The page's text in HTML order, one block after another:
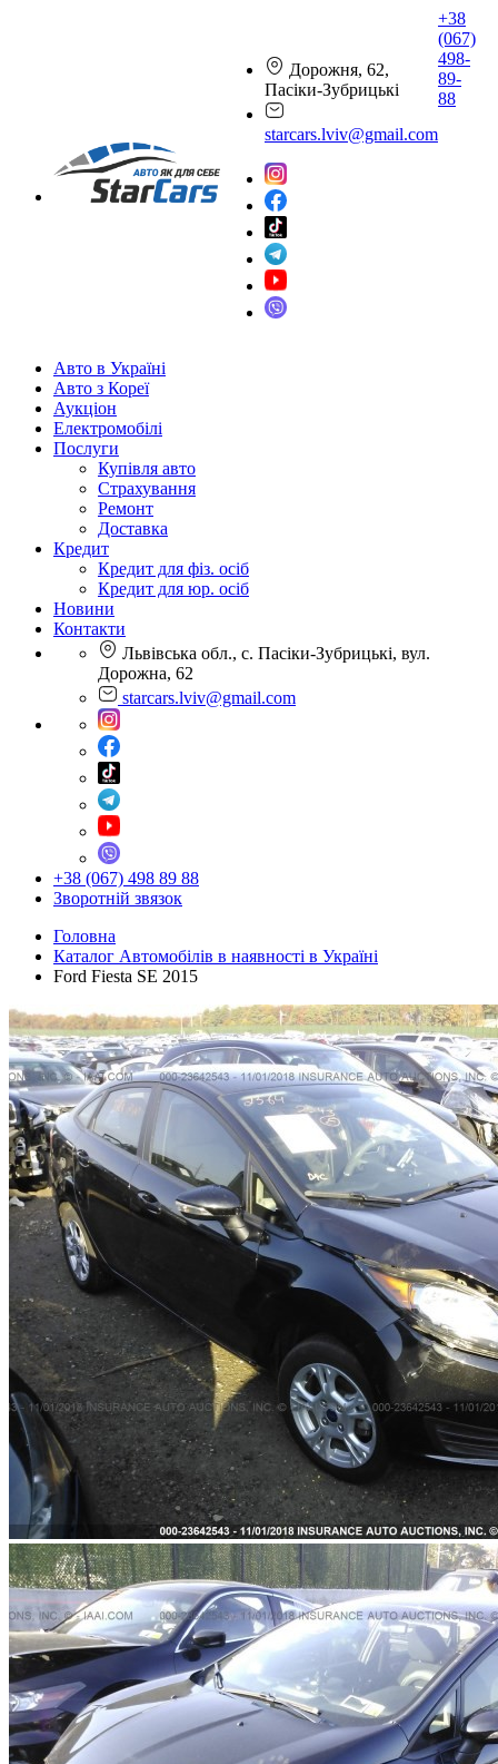
Дорожня, 62,
Пасіки-Зубрицькі
starcars.lviv@gmail.com
+38
(067)
498-
89-
88
Авто в Україні
Авто з Кореї
Аукціон
Електромобілі
Послуги
Купівля авто
Страхування
Ремонт
Доставка
Кредит
Кредит для фіз. осіб
Кредит для юр. осіб
Новини
Контакти
Львівська обл., с. Пасіки-Зубрицькі, вул.
Дорожна, 62
starcars.lviv@gmail.com
+38 (067) 498 89 88
Зворотній звязок
Головна
Каталог Автомобілів в наявності в Україні
Ford Fiesta SE 2015